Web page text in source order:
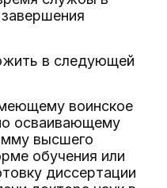
в следующей
воинское
осваивающему
высшего
обучения или
диссертации